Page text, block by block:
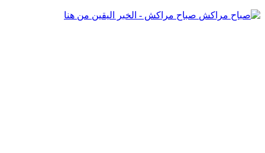
صباح مراكش - الخبر اليقين من هنا